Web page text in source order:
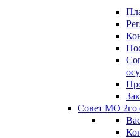
Совет МО 2го